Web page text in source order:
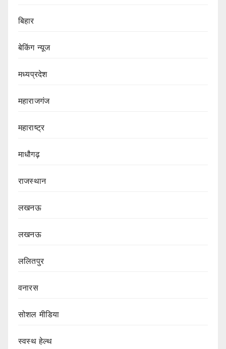
बिहार
बेकिंग न्यूज
मध्यप्रदेश
महाराजगंज
महाराष्ट्र
माधौगढ़
राजस्थान
लखनऊ
लखनऊ
ललितपुर
वनारस
सोशल मीडिया
स्वस्थ हेल्थ